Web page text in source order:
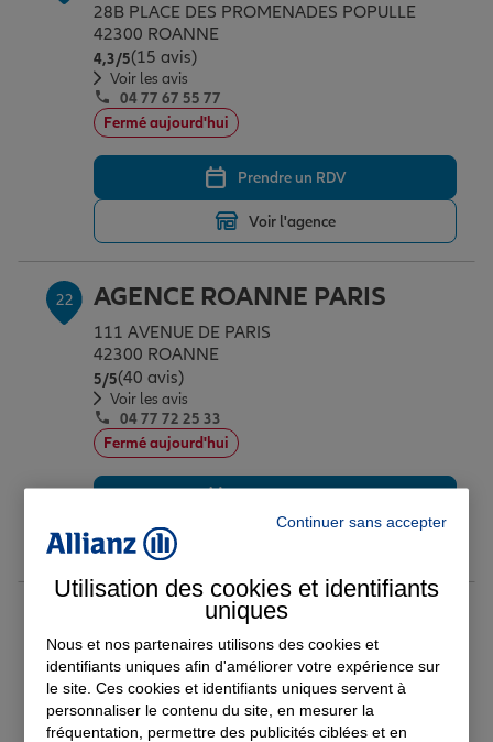
28B PLACE DES PROMENADES POPULLE
42300 ROANNE
4,3/5Note de 4.3 sur 5
(15 avis)
Voir les avis
04 77 67 55 77
Fermé aujourd'hui
Prendre un RDV
Voir l'agence
22 AGENCE ROANNE PARIS
111 AVENUE DE PARIS
42300 ROANNE
5/5Note de 5 sur 5
(40 avis)
Voir les avis
04 77 72 25 33
Fermé aujourd'hui
AGENCE SAINT CHAMOND
11 COURS MONTGOLFIER
42400 ST CHAMOND
4,9/5Note de 4.9 sur 5
(124 avis)
Voir les avis
Continuer sans accepter
Utilisation des cookies et identifiants
uniques
Nous et nos partenaires utilisons des cookies et
identifiants uniques afin d'améliorer votre expérience sur
le site. Ces cookies et identifiants uniques servent à
personnaliser le contenu du site, en mesurer la
fréquentation, permettre des publicités ciblées et en